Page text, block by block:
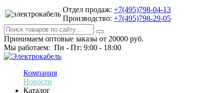
Отдел продаж: +7(495)798-04-13
Производство: +7(495)798-29-05
Принимаем оптовые заказы от 20000 руб.
Мы работаем: Пн - Пт: 9:00 - 18:00
Компания
Новости
Каталог